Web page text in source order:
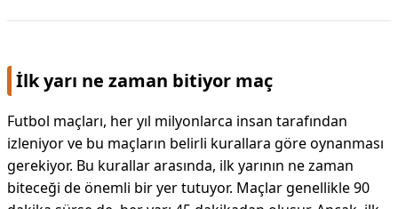
İlk yarı ne zaman bitiyor maç
Futbol maçları, her yıl milyonlarca insan tarafından
izleniyor ve bu maçların belirli kurallara göre oynanması
gerekiyor. Bu kurallar arasında, ilk yarının ne zaman
biteceği de önemli bir yer tutuyor. Maçlar genellikle 90